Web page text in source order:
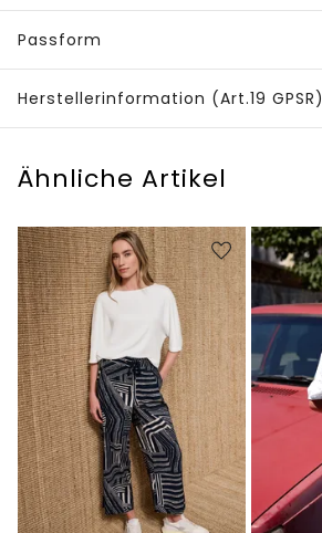
Passform
Herstellerinformation (Art.19 GPSR)
Ähnliche Artikel